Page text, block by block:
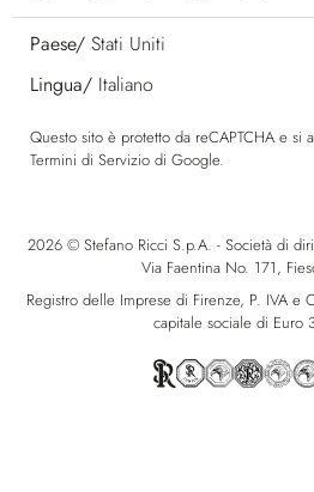
Paese/ Stati Uniti
Lingua/ Italiano
Questo sito è protetto da reCAPTCHA e si
Termini di Servizio di Google.
2026 © Stefano Ricci S.p.A. - Società di
Via Faentina No. 171,
Registro delle Imprese di Firenze, P. IVA e
capitale sociale di